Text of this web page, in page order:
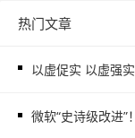
热门文章
以虚促实 以虚强
微软“史诗级改进